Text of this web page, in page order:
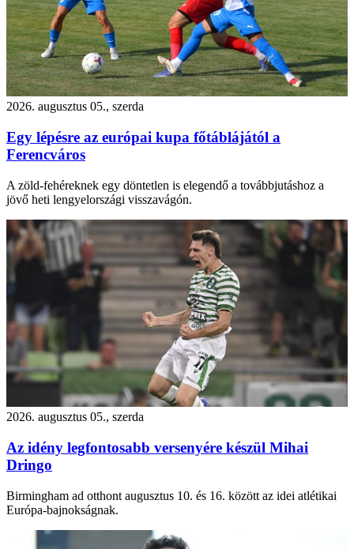
2026. augusztus 05., szerda
Egy lépésre az európai kupa főtáblájától a
Ferencváros
A zöld-fehéreknek egy döntetlen is elegendő a továbbjutáshoz a
jövő heti lengyelországi visszavágón.
2026. augusztus 05., szerda
Az idény legfontosabb versenyére készül Mihai
Dringo
Birmingham ad otthont augusztus 10. és 16. között az idei atlétikai
Európa-bajnokságnak.